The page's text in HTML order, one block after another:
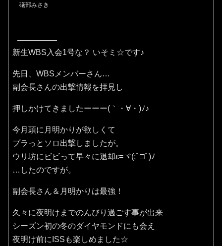
礒部みさき
新生WBS入会1号な？ いそミ☆です♪
先日、WBSメンバーさん…
副会長さんの出撃情報を拝見し
押しかけてきましたーーー(｀・∀・)ﾉ♪
今月頭に月明かりが欲しくて
プラっとソロ出撃しましたが。
ウリ坊にビビって早々に退却ε=ヾ(;ﾟ□ﾟ)ﾉ
…したのですが。
副会長さん＆月明かりは最強！
久々に夜明けまでのんびり過ごす事が出来
シーズン初の冬のダイヤモンドにも会え
夜明け前にISSも楽しめました☆